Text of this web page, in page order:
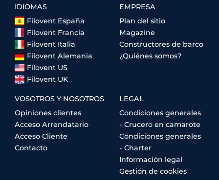
IDIOMAS
Filovent España
Filovent Francia
Filovent Italia
Filovent Alemania
Filovent US
Filovent UK
EMPRESA
Plan del sitio
Magazine
Constructores de barco
¿Quiénes somos?
VOSOTROS Y NOSOTROS
Opiniones clientes
Acceso Arrendatario
Acceso Cliente
Contacto
LEGAL
Condiciones generales
- Crucero en camarote
Condiciones generales
- Charter
Información legal
Gestión de cookies